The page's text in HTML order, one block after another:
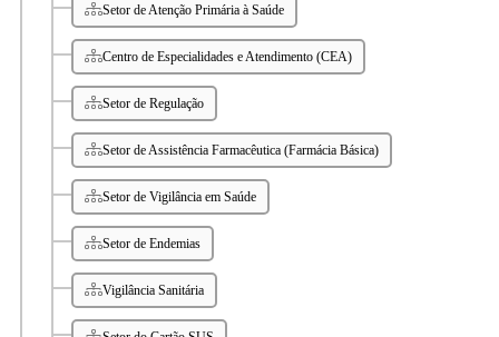
Setor de Atenção Primária à Saúde
Centro de Especialidades e Atendimento (CEA)
Setor de Regulação
Setor de Assistência Farmacêutica (Farmácia Básica)
Setor de Vigilância em Saúde
Setor de Endemias
Vigilância Sanitária